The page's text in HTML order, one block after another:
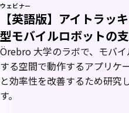
ウェビナー
【英語版】アイトラッ
型モバイルロボットの
Örebro 大学のラボで、モバ
する空間で動作するアプリケ
と効率性を改善するため研究
す。